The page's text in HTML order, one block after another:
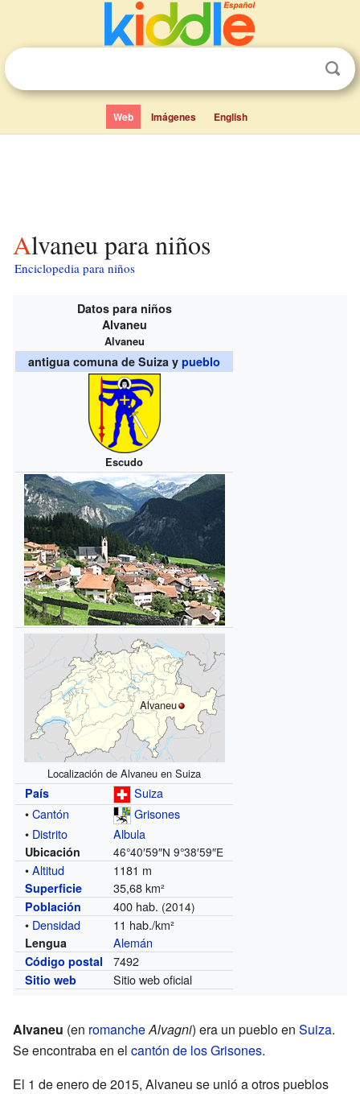
Web Imágenes English
Alvaneu para niños
Enciclopedia para niños
Datos para niños
Alvaneu
Alvaneu
antigua comuna de Suiza ypueblo
Escudo
Alvaneu
Localización de Alvaneu en Suiza
País
Suiza
•Cantón
Grisones
• Distrito Albula
Ubicación 46°40′59″N 9°38′59″E
•Altitud 1181 m
Superficie 35,68 km²
Población 400 hab. (2014)
• Densidad 11 hab./km²
Lengua Alemán
Código postal 7492
Sitio web Sitio web oficial
Alvaneu (en romancheAlvagni) era un pueblo en Suiza.
Se encontraba en el cantón de los Grisones.
El 1 de enero de 2015, Alvaneu se unió a otros pueblos